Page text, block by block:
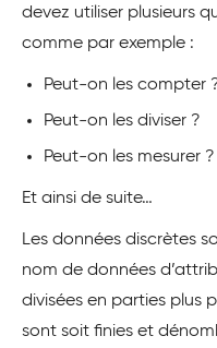
devez utiliser plusieurs
comme par exemple :
Peut-on les compter
Peut-on les diviser ?
Peut-on les mesurer ?
Et ainsi de suite…
Les données discrètes
nom de données
divisées en parties plus
sont soit finies et